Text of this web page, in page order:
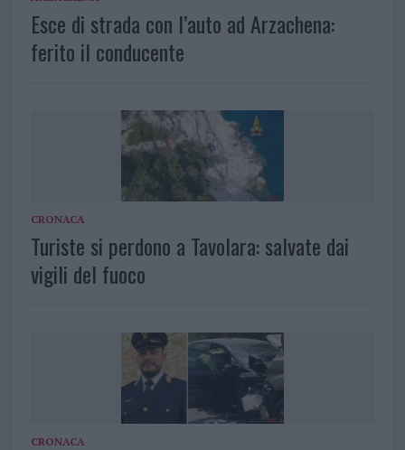
Esce di strada con l’auto ad Arzachena:
ferito il conducente
CRONACA
Turiste si perdono a Tavolara: salvate dai
vigili del fuoco
CRONACA